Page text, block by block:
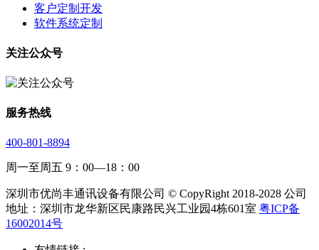
客户定制开发
软件系统定制
关注公众号
服务热线
400-801-8894
周一至周五 9：00—18：00
深圳市优尚丰通讯设备有限公司 © CopyRight 2018-2028 公司
地址：深圳市龙华新区民康路民兴工业园4栋601室 粤ICP备
16002014号